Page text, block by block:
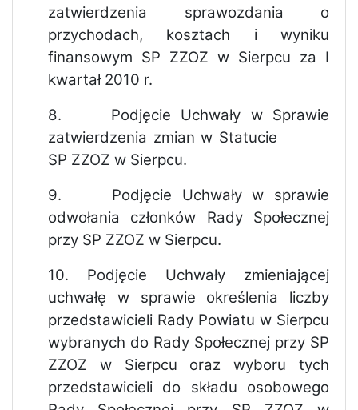
zatwierdzenia sprawozdania o
przychodach, kosztach i wyniku
finansowym SP ZZOZ w Sierpcu za I
kwartał 2010 r.
8. Podjęcie Uchwały w Sprawie
zatwierdzenia zmian w Statucie
SP ZZOZ w Sierpcu.
9. Podjęcie Uchwały w sprawie
odwołania członków Rady Społecznej
przy SP ZZOZ w Sierpcu.
10. Podjęcie Uchwały zmieniającej
uchwałę w sprawie określenia liczby
przedstawicieli Rady Powiatu w Sierpcu
wybranych do Rady Społecznej przy SP
ZZOZ w Sierpcu oraz wyboru tych
przedstawicieli do składu osobowego